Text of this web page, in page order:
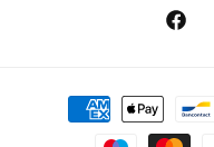
Métodos